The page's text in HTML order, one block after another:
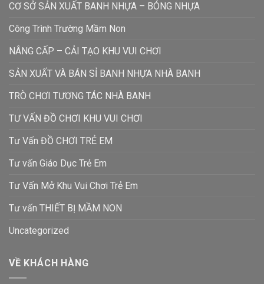
CƠ SỞ SẢN XUẤT BANH NHỰA – BÓNG NHỰA
Công Trình Trường Mầm Non
NÂNG CẤP – CẢI TẠO KHU VUI CHƠI
SẢN XUẤT VÀ BÁN SỈ BANH NHỰA NHÀ BANH
TRÒ CHƠI TƯƠNG TÁC NHÀ BANH
TƯ VẤN ĐỒ CHƠI KHU VUI CHƠI
Tư Vấn ĐỒ CHƠI TRẺ EM
Tư vấn Giáo Dục Trẻ Em
Tư Vấn Mở Khu Vui Chơi Trẻ Em
Tư vấn THIẾT BỊ MẦM NON
Uncategorized
VỀ KHÁCH HÀNG